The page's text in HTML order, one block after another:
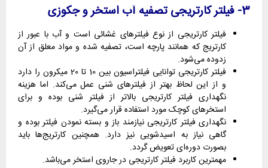
3- فیلتر کارتریجی تصفیه آب استخر و جکوزی
فیلتر کارتریجی از نوع فیلترهای غشائی است و آب با عبور از
کارتریج که همانند پارچه است، تصفیه شده و مواد معلق از آن
زدوده می‌شود.
فیلتر کارتریجی توانایی فیلتراسیون بین 10 تا 20 میکرون را دارد
و از این لحاظ بهتر از فیلترهای شنی عمل می‌کند. اما هزینه
نگهداری فیلتر کارتریجی بالاتر از فیلتر شنی بوده و برای
استخرهای کوچک مورد استفاده قرار می‌گیرد.
نگهداری فیلتر کارتریجی نیازمند باز و بسته نمودن فیلتر بوده و
گاهی نیاز به اسیدشویی نیز دارد. همچنین کارتریج‌ها باید
بصورت دوره‌ای تعویض گردد.
مهمترین کاربرد فیلتر کارتریجی در جاروی استخر می‌باشد.